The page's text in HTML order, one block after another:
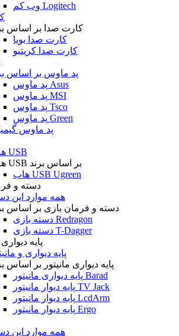
وب کم Logitech
کارت صدا بر اساس
کارت صدا بویا
کارت صدا کریتیو
پد ماوس بر اساس
پد ماوس Asus
پد ماوس MSI
پد ماوس Tsco
پد ماوس Green
پد ماوس
هاب USB
هاب USB بر اساس برند
هاب USB Ugreen
دسته و
همه موارد این
دسته و فرمان بازی بر اساس
دسته بازی Redragon
دسته بازی T-Dagger
پایه دیواری
پایه دیواری و
پایه دیواری مانیتور بر اساس
پایه دیواری مانیتور Barad
پایه دیوار مانیتور TV Jack
پایه دیوار مانیتور LcdArm
پایه دیوار مانیتور Ergo
همه موارد این